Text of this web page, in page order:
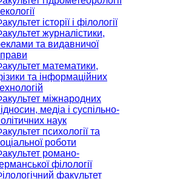
екології
історії і філології
журналістики,
та видавничої
математики,
та інформаційних
міжнародних
медіа і суспільно-
наук
психології та
роботи
романо-
філології
факультет